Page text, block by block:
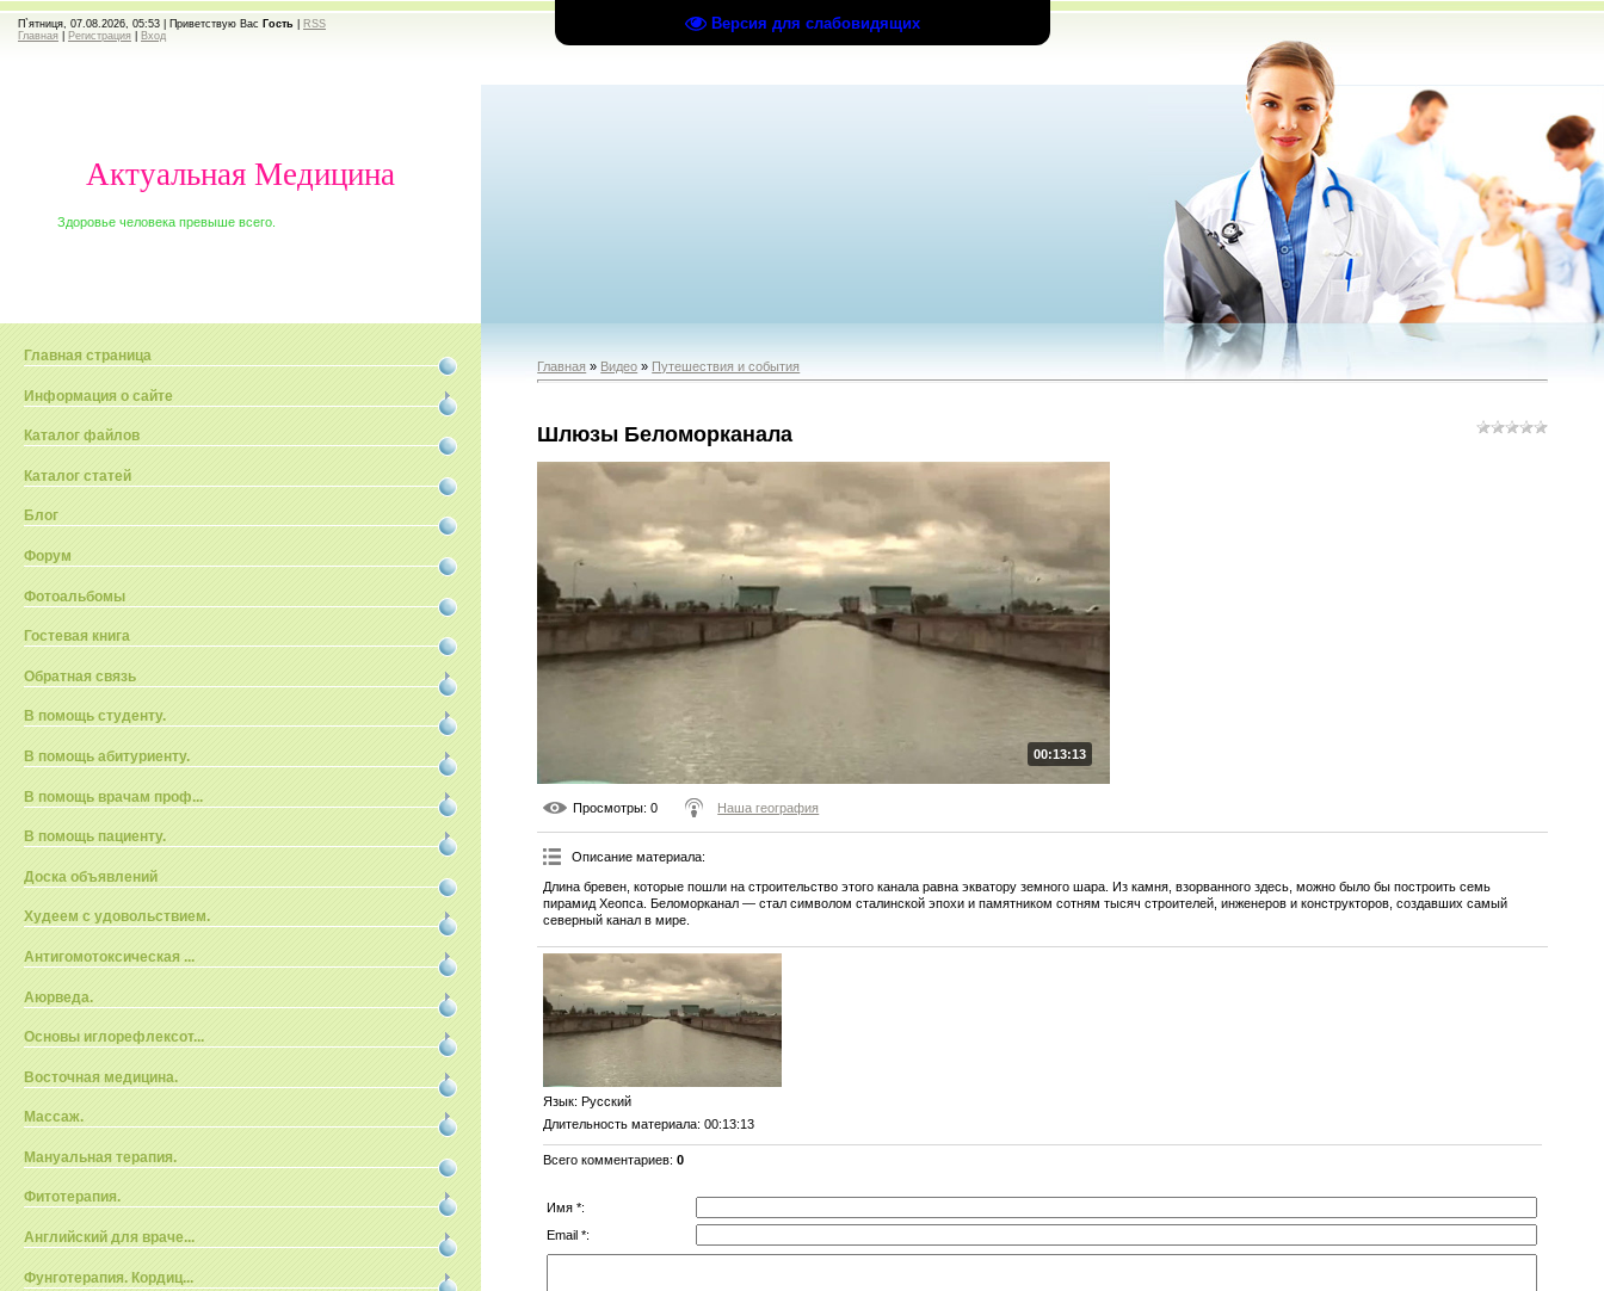
Версия для слабовидящих
П`ятниця, 07.08.2026, 05:53 | Приветствую Вас Гость
RSS
Главная
Регистрация Вход
Актуальная Медицина
Здоровье человека превыше всего.
Главная страница
Информация о сайте
Каталог файлов
Каталог статей
Блог
Форум
Фотоальбомы
Гостевая книга
Обратная связь
В помощь студенту.
В помощь абитуриенту.
В помощь врачам проф...
В помощь пациенту.
Доска объявлений
Худеем с удовольствием.
Антигомотоксическая ...
Аюрведа.
Основы иглорефлексот...
Восточная медицина.
Массаж.
Мануальная терапия.
Фитотерапия.
Английский для враче...
Фунготерапия. Кордиц...
Главная » Видео » Путешествия и события
Шлюзы Беломорканала
00:13:13
Просмотры: 0 Наша география
Описание материала:
Длина бревен, которые пошли на строительство этого канала равна экватору земного шара. Из камня, взорванного здесь, можно было бы построить семь
пирамид Хеопса. Беломорканал — стал символом сталинской эпохи и памятником сотням тысяч строителей, инженеров и конструкторов, создавших самый
северный канал в мире.
Язык: Русский
Длительность материала: 00:13:13
Всего комментариев:0
Имя *:
Email *: